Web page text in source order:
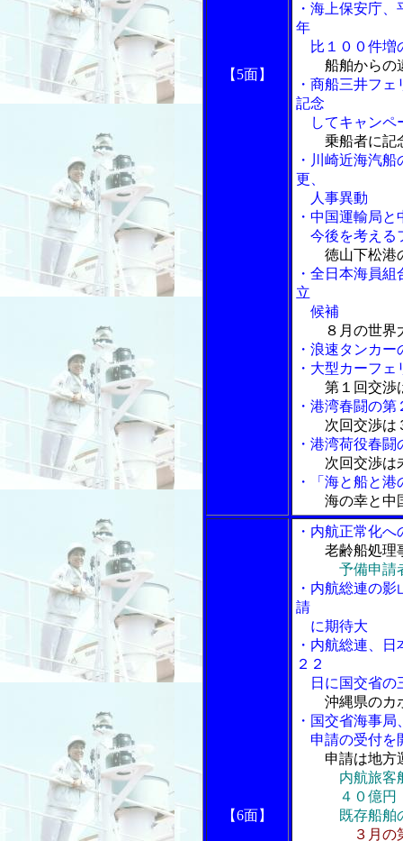
【5面】
・海上保安庁
年
比１００件増
船舶からの
・商船三井フ
記念
してキャンペ
乗船者に記
・川崎近海汽
更、
人事異動
・中国運輸局
今後を考える
徳山下松港
・全日本海員
立
候補
８月の世界
・浪速タンカ
・大型カーフ
第１回交渉
・港湾春闘の
次回交渉は
・港湾荷役春
次回交渉は
・「海と船と
海の幸と
【6面】
・内航正常化
老齢船処理
予備申請
・内航総連の
請
に期待大
・内航総連、
２２
日に国交省の
沖縄県のカ
・国交省海事
申請の受付を
申請は地方
内航旅客
４０億円
既存船舶の
３月の